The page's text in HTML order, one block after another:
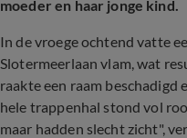
moeder en haar jonge kind.
In de vroege ochtend vatte
Slotermeerlaan vlam, wat
raakte een raam beschadigd
hele trappenhal stond vol
maar hadden slecht zicht",